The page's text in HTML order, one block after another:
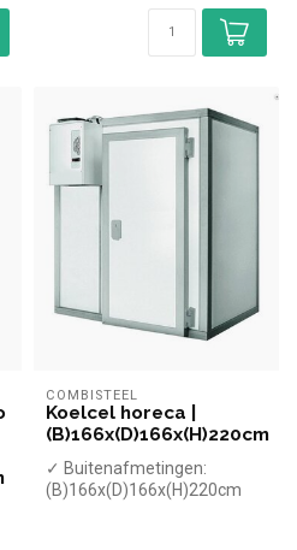
COMBISTEEL
Koelcel horeca |
(B)166x(D)166x(H)220cm
✓ Buitenafmetingen:
(B)166x(D)166x(H)220cm